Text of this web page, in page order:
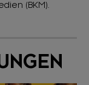
(BKM).